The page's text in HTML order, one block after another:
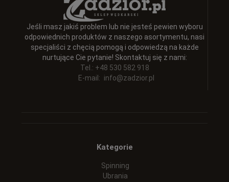
Jeśli masz jakiś problem lub nie jesteś pewien wyboru
odpowiednich produktów z naszego asortymentu, nasi
specjaliści z chęcią pomogą i odpowiedzą na każde
nurtujące Cie pytanie! Skontaktuj się z nami:
Tel.: +48 530 582 918
E-mail: info@zadzior.pl
Kategorie
Spinning
Ubrania